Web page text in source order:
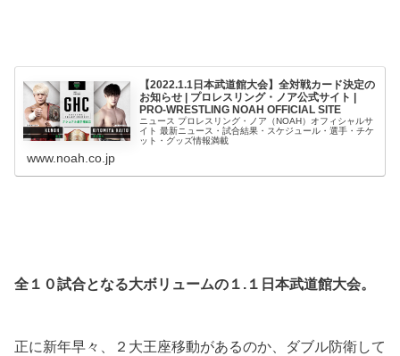
【2022.1.1日本武道館大会】全対戦カード決定の
お知らせ | プロレスリング・ノア公式サイト |
PRO-WRESTLING NOAH OFFICIAL SITE
ニュース プロレスリング・ノア（NOAH）オフィシャルサ
イト 最新ニュース・試合結果・スケジュール・選手・チケ
ット・グッズ情報満載
www.noah.co.jp
全１０試合となる大ボリュームの１.１日本武道館大会。
正に新年早々、２大王座移動があるのか、ダブル防衛して